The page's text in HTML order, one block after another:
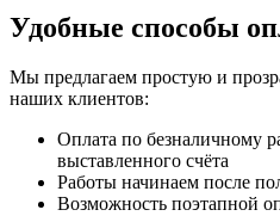
Удобные способы
Мы предлагаем простую и
наших клиентов:
Оплата по безналичному
выставленного счёта
Работы начинаем после
Возможность поэтапной